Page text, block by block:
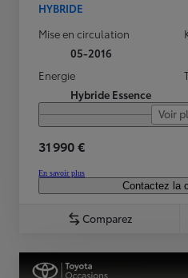
HYBRIDE
Mise en circulation
05-2016
Energie
Hybride Essence
Voir
31 990 €
En savoir plus
Contactez la
Comparez